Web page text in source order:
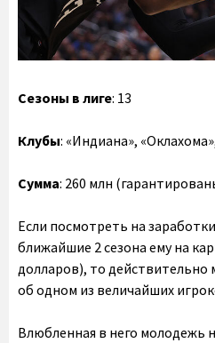
Сезоны в лиге: 13
Клубы: «Индиана»,
Сумма: 260 млн
Если посмотреть на
ближайшие 2 сезона ему на
долларов), то
об одном из величайших
Влюбленная в него молодежь